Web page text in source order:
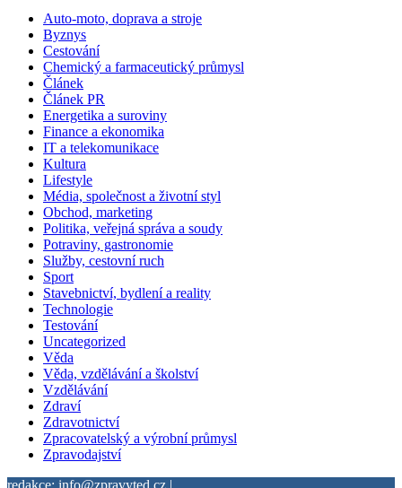
Auto-moto, doprava a stroje
Byznys
Cestování
Chemický a farmaceutický průmysl
Článek
Článek PR
Energetika a suroviny
Finance a ekonomika
IT a telekomunikace
Kultura
Lifestyle
Média, společnost a životní styl
Obchod, marketing
Politika, veřejná správa a soudy
Potraviny, gastronomie
Služby, cestovní ruch
Sport
Stavebnictví, bydlení a reality
Technologie
Testování
Uncategorized
Věda
Věda, vzdělávání a školství
Vzdělávání
Zdraví
Zdravotnictví
Zpracovatelský a výrobní průmysl
Zpravodajství